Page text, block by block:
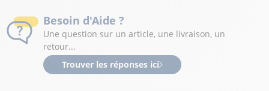
Besoin d'Aide ?
Une question sur un article, une livraison, un
retour...
Trouver les réponses ici